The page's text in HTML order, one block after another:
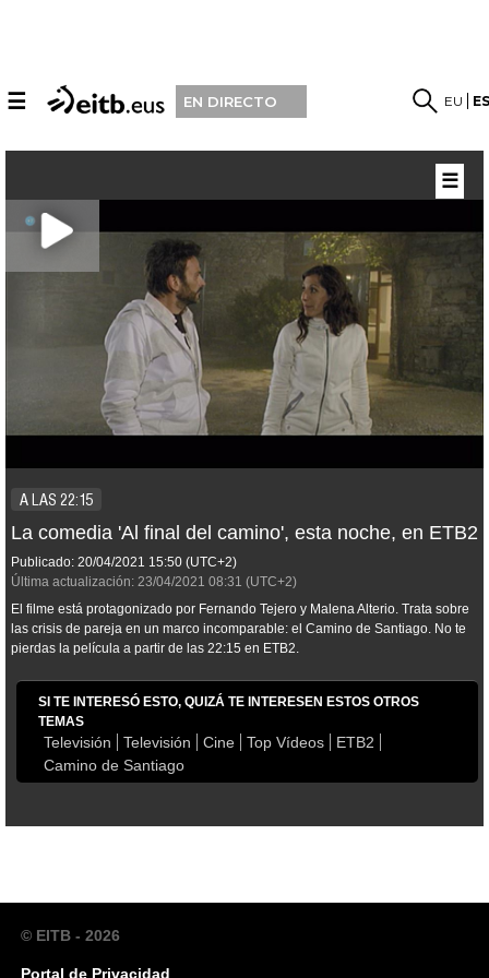
☰ EN DIRECTO EU
A LAS 22:15
La comedia 'Al final del camino', esta noche, en ETB2
Publicado: 20/04/2021 15:50 (UTC+2)
Última actualización: 23/04/2021 08:31 (UTC+2)
El filme está protagonizado por Fernando Tejero y Malena Alterio. Trata sobre
las crisis de pareja en un marco incomparable: el Camino de Santiago. No te
pierdas la película a partir de las 22:15 en ETB2.
SI TE INTERESÓ ESTO, QUIZÁ TE INTERESEN ESTOS OTROS
TEMAS
Televisión Televisión Cine Top Vídeos
ETB2
Camino de Santiago
☰
© EITB - 2026
Portal de Privacidad